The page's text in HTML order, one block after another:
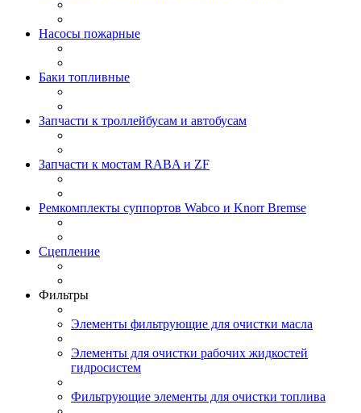
Насосы пожарные
Баки топливные
Запчасти к троллейбусам и автобусам
Запчасти к мостам RABA и ZF
Ремкомплекты суппортов Wabco и Knorr Bremse
Сцепление
Фильтры
Элементы фильтрующие для очистки масла
Элементы для очистки рабочих жидкостей
гидросистем
Фильтрующие элементы для очистки топлива